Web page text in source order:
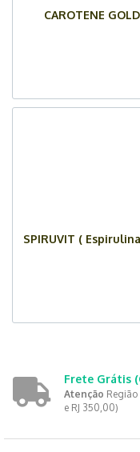
CAROTENE
SPIRUVIT (
Frete Grátis
Atenção Região
e RJ 350,00)